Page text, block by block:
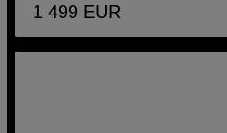
1 499 EUR